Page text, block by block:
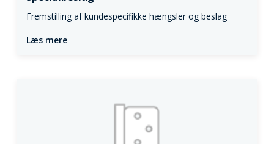
Fremstilling af kundespecifikke hængsler og beslag
Læs mere